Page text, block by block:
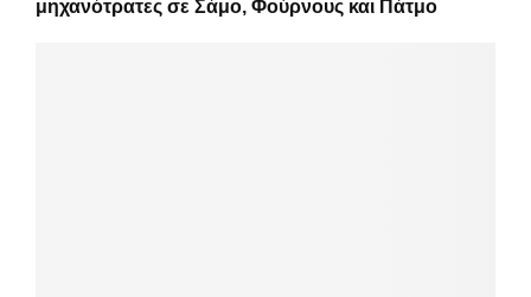
μηχανότρατες σε Σάμο, Φούρνους και Πάτμο